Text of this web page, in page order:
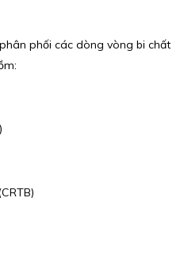
phối các dòng vòng bi chất